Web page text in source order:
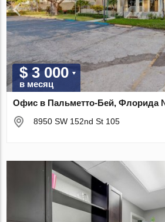
$ 3 000
в месяц
Офис в Пальметто-Бей, Флорида
8950 SW 152nd St 105